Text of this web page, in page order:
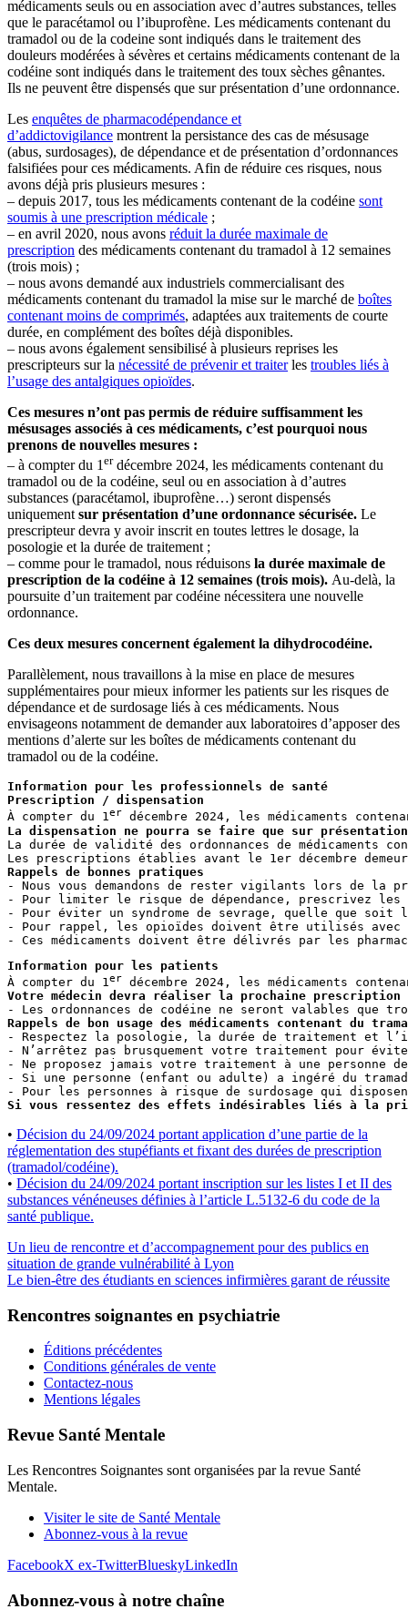
médicaments seuls ou en association avec d’autres substances, telles
que le paracétamol ou l’ibuprofène. Les médicaments contenant du
tramadol ou de la codeine sont indiqués dans le traitement des
douleurs modérées à sévères et certains médicaments contenant de la
codéine sont indiqués dans le traitement des toux sèches gênantes.
Ils ne peuvent être dispensés que sur présentation d’une ordonnance.
Les enquêtes de pharmacodépendance et
d’addictovigilance montrent la persistance des cas de mésusage
(abus, surdosages), de dépendance et de présentation d’ordonnances
falsifiées pour ces médicaments. Afin de réduire ces risques, nous
avons déjà pris plusieurs mesures :
– depuis 2017, tous les médicaments contenant de la codéine sont
soumis à une prescription médicale ;
– en avril 2020, nous avons réduit la durée maximale de
prescription des médicaments contenant du tramadol à 12 semaines
(trois mois) ;
– nous avons demandé aux industriels commercialisant des
médicaments contenant du tramadol la mise sur le marché de boîtes
contenant moins de comprimés, adaptées aux traitements de courte
durée, en complément des boîtes déjà disponibles.
– nous avons également sensibilisé à plusieurs reprises les
prescripteurs sur la nécessité de prévenir et traiterles troubles liés à
l’usage des antalgiques opioïdes.
Ces mesures n’ont pas permis de réduire suffisamment les
mésusages associés à ces médicaments, c’est pourquoi nous
prenons de nouvelles mesures :
– à compter du 1 erdécembre 2024, les médicaments contenant du
tramadol ou de la codéine, seul ou en association à d’autres
substances (paracétamol, ibuprofène…) seront dispensés
uniquement sur présentation d’une ordonnance sécurisée. Le
prescripteur devra y avoir inscrit en toutes lettres le dosage, la
posologie et la durée de traitement ;
– comme pour le tramadol, nous réduisons la durée maximale de
prescription de la codéine à 12 semaines (trois mois). Au-delà, la
poursuite d’un traitement par codéine nécessitera une nouvelle
ordonnance.
Ces deux mesures concernent également la dihydrocodéine.
Parallèlement, nous travaillons à la mise en place de mesures
supplémentaires pour mieux informer les patients sur les risques de
dépendance et de surdosage liés à ces médicaments. Nous
envisageons notamment de demander aux laboratoires d’apposer des
mentions d’alerte sur les boîtes de médicaments contenant du
tramadol ou de la codéine.
Information pour les professionnels de santé
Prescription / dispensation
À compter du 1er décembre 2024, les médicaments
La dispensation ne pourra se faire que sur
La durée de validité des ordonnances de médicaments
Rappels de bonnes pratiques
- Nous vous demandons de rester vigilants lors de la
- Pour limiter le risque de dépendance, prescrivez
- Pour éviter un syndrome de sevrage, quelle que
- Pour rappel, les opioïdes doivent être utilisés
- Ces médicaments doivent être délivrés par les
Information pour les patients
À compter du 1er
Votre médecin devra réaliser la prochaine prescription
Rappels de bon usage des médicaments contenant du
- Respectez la posologie, la durée de traitement et
- N’arrêtez pas brusquement votre traitement pour
- Ne proposez jamais votre traitement à une personne
- Si une personne (enfant ou adulte) a ingéré du
Si vous ressentez des effets indésirables liés à la
• Décision du 24/09/2024 portant application d’une partie de la
réglementation des stupéfiants et fixant des durées de prescription
(tramadol/codéine).
• Décision du 24/09/2024 portant inscription sur les listes I et II des
substances vénéneuses définies à l’article L.5132-6 du code de la
santé publique.
Un lieu de rencontre et d’accompagnement pour des publics en
situation de grande vulnérabilité à Lyon
Le bien-être des étudiants en sciences infirmières garant de réussite
Rencontres soignantes en psychiatrie
Éditions précédentes
Conditions générales de vente
Contactez-nous
Mentions légales
Revue Santé Mentale
Les Rencontres Soignantes sont organisées par la revue Santé
Mentale.
Visiter le site de Santé Mentale
Abonnez-vous à la revue
FacebookX ex-TwitterBlueskyLinkedIn
Abonnez-vous à notre chaîne